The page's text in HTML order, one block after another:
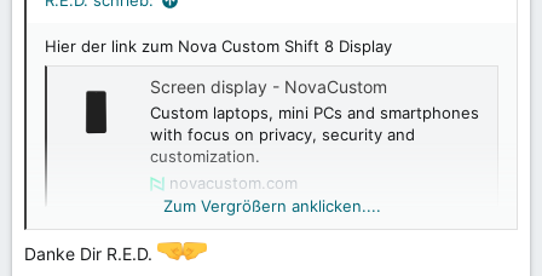
Hier der link zum Nova Custom Shift 8 Display
Screen display - NovaCustom
Custom laptops, mini PCs and smartphones
with focus on privacy, security and
customization.
novacustom.com
Zum Vergrößern anklicken....
Danke Dir R.E.D.